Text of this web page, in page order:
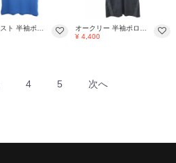
タイトリスト 半袖ポロシャツ ブルー×杢ブルー ボタンダウン ロゴ刺しゅう メンズ LL ゴルフウェア TITLEIST
オークリー 半袖ポロシャツ ダークグレー系×黒 英字柄 ボタンダウン ジップポケット メンズ L ゴルフウェア Oakley
¥ 4,400
4 5 次へ